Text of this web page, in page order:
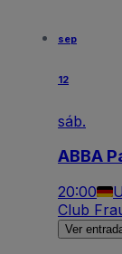
sep
12
sáb.
ABBA
20:00
Club
Ver